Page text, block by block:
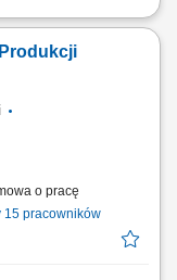
Po zakończeniu
o pracę
15 pracowników